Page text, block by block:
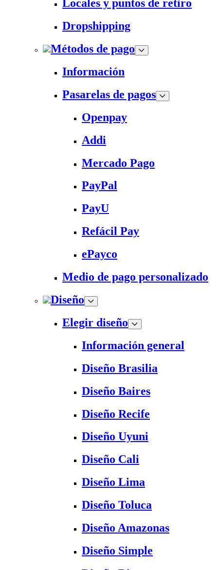
Locales y puntos de retiro
Dropshipping
Métodos de pago
Información
Pasarelas de pagos
Openpay
Addi
Mercado Pago
PayPal
PayU
Refácil Pay
ePayco
Medio de pago personalizado
Diseño
Elegir diseño
Información general
Diseño Brasilia
Diseño Baires
Diseño Recife
Diseño Uyuni
Diseño Cali
Diseño Lima
Diseño Toluca
Diseño Amazonas
Diseño Simple